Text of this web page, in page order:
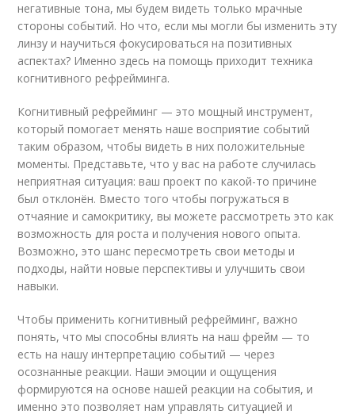
негативные тона, мы будем видеть только мрачные
стороны событий. Но что, если мы могли бы изменить эту
линзу и научиться фокусироваться на позитивных
аспектах? Именно здесь на помощь приходит техника
когнитивного рефрейминга.
Когнитивный рефрейминг — это мощный инструмент,
который помогает менять наше восприятие событий
таким образом, чтобы видеть в них положительные
моменты. Представьте, что у вас на работе случилась
неприятная ситуация: ваш проект по какой-то причине
был отклонён. Вместо того чтобы погружаться в
отчаяние и самокритику, вы можете рассмотреть это как
возможность для роста и получения нового опыта.
Возможно, это шанс пересмотреть свои методы и
подходы, найти новые перспективы и улучшить свои
навыки.
Чтобы применить когнитивный рефрейминг, важно
понять, что мы способны влиять на наш фрейм — то
есть на нашу интерпретацию событий — через
осознанные реакции. Наши эмоции и ощущения
формируются на основе нашей реакции на события, и
именно это позволяет нам управлять ситуацией и